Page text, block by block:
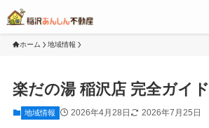
ホーム 地域情報
楽だの湯 稲沢店 完全ガイド
地域情報 2026年4月28日 2026年7月25日